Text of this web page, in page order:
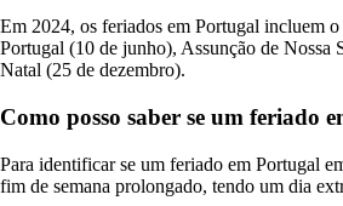
Em 2024, os feriados em Portugal incluem
Portugal (10 de junho), Assunção de Nossa
Natal (25 de dezembro).
Como posso saber se um feriado
Para identificar se um feriado em Portugal
fim de semana prolongado, tendo um dia